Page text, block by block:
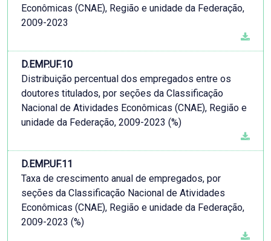
Econômicas (CNAE), Região e unidade da Federação,
2009-2023
D.EMP.UF.10
Distribuição percentual dos empregados entre os
doutores titulados, por seções da Classificação
Nacional de Atividades Econômicas (CNAE), Região e
unidade da Federação, 2009-2023 (%)
D.EMP.UF.11
Taxa de crescimento anual de empregados, por
seções da Classificação Nacional de Atividades
Econômicas (CNAE), Região e unidade da Federação,
2009-2023 (%)